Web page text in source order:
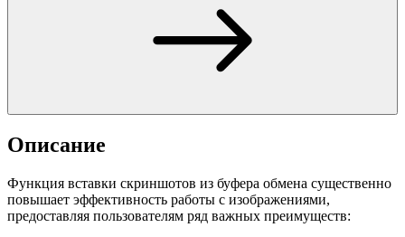
Описание
Функция вставки скриншотов из буфера обмена существенно
повышает эффективность работы с изображениями,
предоставляя пользователям ряд важных преимуществ: